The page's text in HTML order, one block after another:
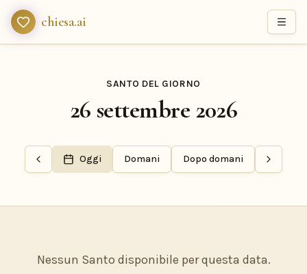
chiesa.ai
SANTO DEL GIORNO
26 settembre 2026
Oggi Domani Dopo domani
Nessun Santo disponibile per questa data.